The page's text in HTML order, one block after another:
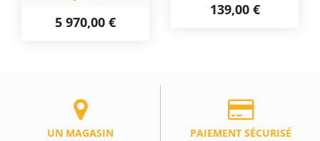
5 970,00 €
139,00 €
UN MAGASIN
PAIEMENT SÉCURISÉ